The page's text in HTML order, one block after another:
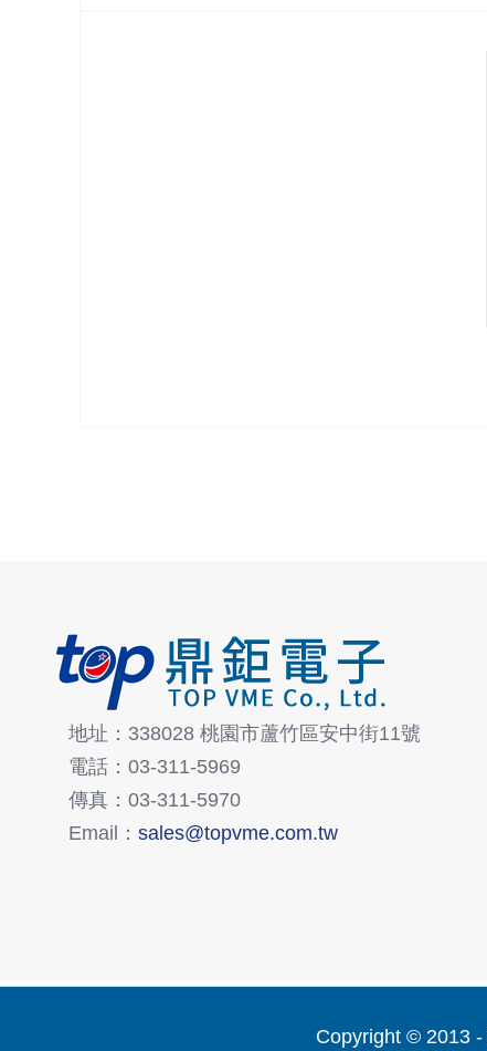
地址：338028 桃園市蘆竹區安中街11號
電話：03-311-5969
傳真：03-311-5970
Email： sales@topvme.com.tw
Copyright © 2013 -